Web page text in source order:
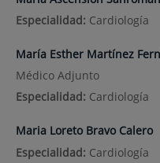
Especialidad: Cardiología
María Esther Martínez
Médico Adjunto
Especialidad: Cardiología
Maria Loreto Bravo Calero
Especialidad: Cardiología